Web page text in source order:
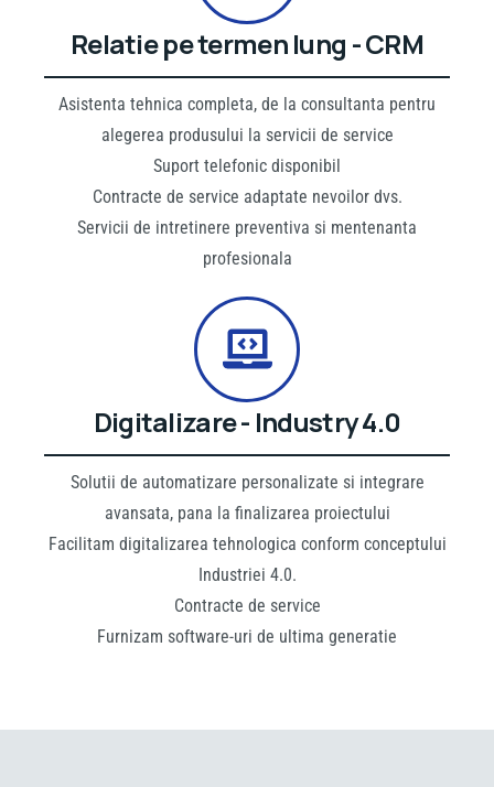
Relatie pe termen lung - CRM
Asistenta tehnica completa, de la consultanta pentru
alegerea produsului la servicii de service
Suport telefonic disponibil
Contracte de service adaptate nevoilor dvs.
Servicii de intretinere preventiva si mentenanta
profesionala
Digitalizare - Industry 4.0
Solutii de automatizare personalizate si integrare
avansata, pana la finalizarea proiectului
Facilitam digitalizarea tehnologica conform conceptului
Industriei 4.0.
Contracte de service
Furnizam software-uri de ultima generatie